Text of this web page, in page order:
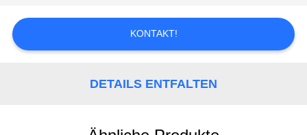
SIE EIN
ZITAT
KONTAKT!
DETAILS ENTFALTEN